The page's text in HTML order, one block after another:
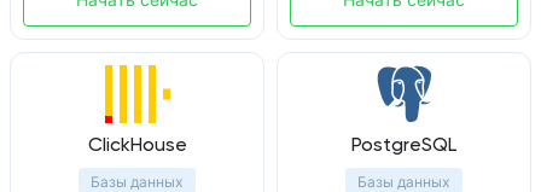
ClickHouse
Базы данных
PostgreSQL
Базы данных